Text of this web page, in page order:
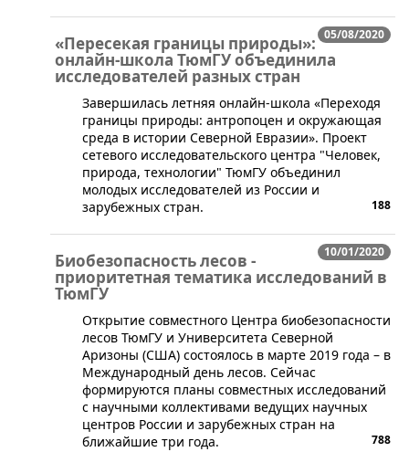
05/08/2020
«Пересекая границы природы»:
онлайн-школа ТюмГУ объединила
исследователей разных стран
​Завершилась летняя онлайн-школа «Переходя
границы природы: антропоцен и окружающая
среда в истории Северной Евразии». Проект
сетевого исследовательского центра "Человек,
природа, технологии" ТюмГУ объединил
молодых исследователей из России и
зарубежных стран.
188
10/01/2020
Биобезопасность лесов -
приоритетная тематика исследований в
ТюмГУ
​Открытие совместного Центра биобезопасности
лесов ТюмГУ и Университета Северной
Аризоны (США) состоялось в марте 2019 года – в
Международный день лесов. Сейчас
формируются планы совместных исследований
с научными коллективами ведущих научных
центров России и зарубежных стран на
ближайшие три года.
788